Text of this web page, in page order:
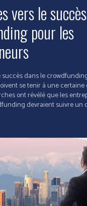
vers le
pour les
dans le
se tenir à une certaine
ont révélé que les
devraient suivre un